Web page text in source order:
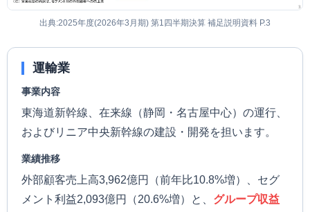
出典:2025年度(2026年3月期) 第1四半期決算 補足説明資料 P.3
運輸業
事業内容
東海道新幹線、在来線（静岡・名古屋中心）の運行、
およびリニア中央新幹線の建設・開発を担います。
業績推移
外部顧客売上高3,962億円（前年比10.8%増）、セグ
メント利益2,093億円（20.6%増）と、 グループ収益